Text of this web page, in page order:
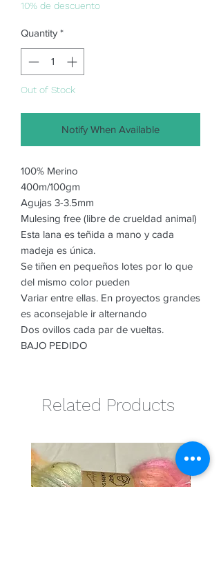
10% de descuento
Quantity *
Out of Stock
Notify When Available
100% Merino
400m/100gm
Agujas 3-3.5mm
Mulesing free (libre de crueldad animal)
Esta lana es teñida a mano y cada
madeja es única.
Se tiñen en pequeños lotes por lo que
del mismo color pueden
Variar entre ellas. En proyectos grandes
es aconsejable ir alternando
Dos ovillos cada par de vueltas.
BAJO PEDIDO
Related Products